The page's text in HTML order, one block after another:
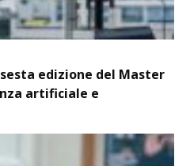
edizione del Master
artificiale e